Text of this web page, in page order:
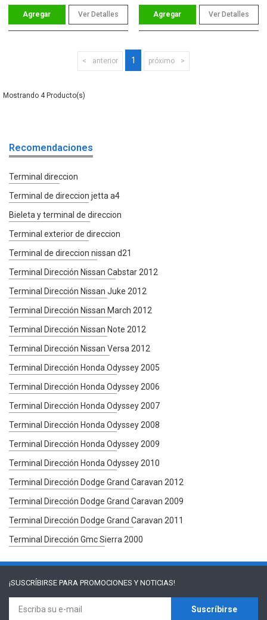
Ver Detalles Ver Detalles
anterior 1 próximo
4
Recomendaciones
Terminal direccion
Terminal de direccion jetta a4
Bieleta y terminal de direccion
Terminal exterior de direccion
Terminal de direccion nissan d21
Terminal Dirección Nissan Cabstar 2012
Terminal Dirección Nissan Juke 2012
Terminal Dirección Nissan March 2012
Terminal Dirección Nissan Note 2012
Terminal Dirección Nissan Versa 2012
Terminal Dirección Honda Odyssey 2005
Terminal Dirección Honda Odyssey 2006
Terminal Dirección Honda Odyssey 2007
Terminal Dirección Honda Odyssey 2008
Terminal Dirección Honda Odyssey 2009
Terminal Dirección Honda Odyssey 2010
Terminal Dirección Dodge Grand Caravan 2012
Terminal Dirección Dodge Grand Caravan 2009
Terminal Dirección Dodge Grand Caravan 2011
Terminal Dirección Gmc Sierra 2000
¡SUSCRÍBIRSE PARA PROMOCIONES Y NOTICIAS!
Suscríbirse